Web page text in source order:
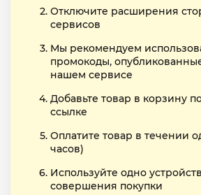
Отключите расширения
сервисов
Мы рекомендуем
промокоды,
нашем сервисе
Добавьте товар в корзину
ссылке
Оплатите товар в течении
часов)
Используйте одно
совершения покупки